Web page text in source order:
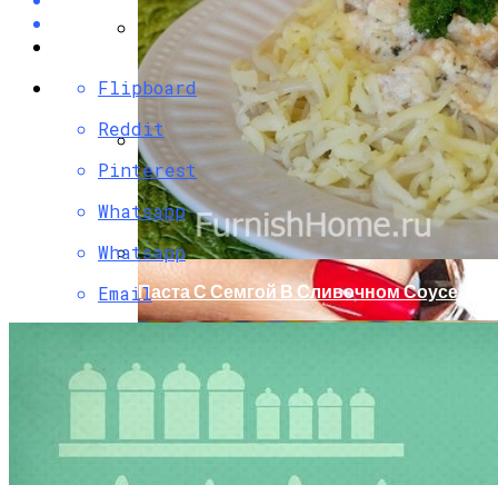
Разбираемся, Какие Виды Проклятий
Соседи Могут Применить К Вашему
Дому
Маникюр С Разноцветными
Стрелочками
Паста С Семгой В Сливочном Соусе
Flipboard
Reddit
Pinterest
Whatsapp
Whatsapp
Email